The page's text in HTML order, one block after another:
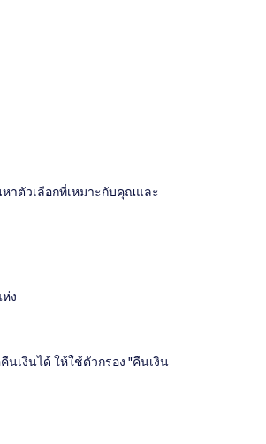
าตัวเลือกที่เหมาะกับคุณและ
ง
เงินได้ ให้ใช้ตัวกรอง "คืนเงิน